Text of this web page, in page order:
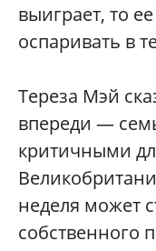
выиграет, то
оспаривать в
Тереза Мэй
впереди —
критичными
неделя может
собственного